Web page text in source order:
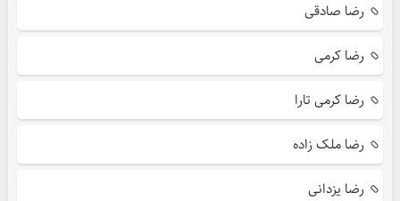
رضا صادقی
رضا کرمی
رضا کرمی تارا
رضا ملک زاده
رضا یزدانی